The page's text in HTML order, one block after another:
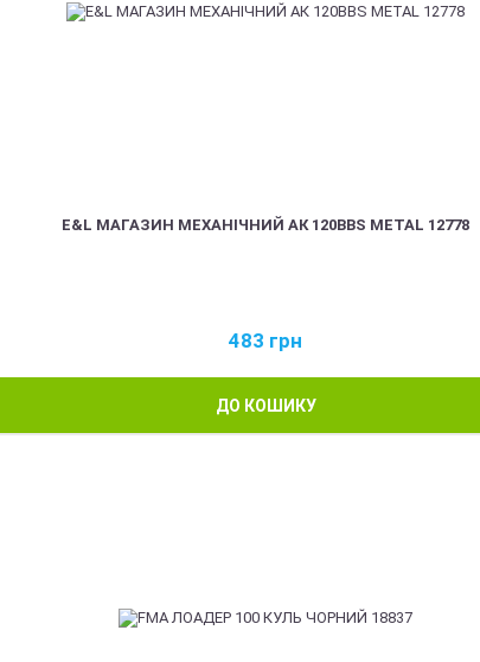
E&L МАГАЗИН МЕХАНІЧНИЙ АК 120BBS METAL 12778
483 грн
ДО КОШИКУ